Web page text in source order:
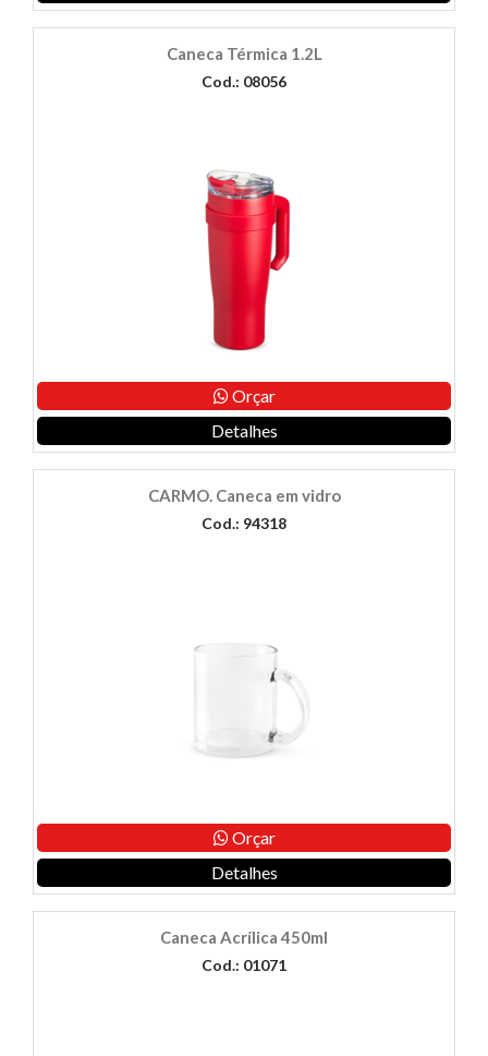
Caneca Térmica 1.2L
Cod.: 08056
Orçar
Detalhes
CARMO. Caneca em vidro
Cod.: 94318
Orçar
Detalhes
Caneca Acrílica 450ml
Cod.: 01071